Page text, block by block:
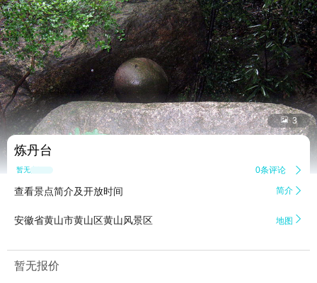
 3
炼丹台
暂无点评 0条评论 
查看景点简介及开放时间 简介 
安徽省黄山市黄山区黄山风景区 地图 
暂无报价
